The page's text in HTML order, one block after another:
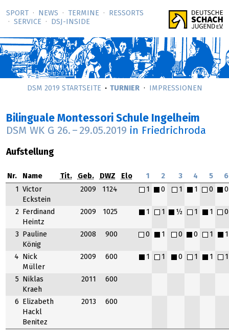
SPORT NEWS TERMINE
RESSORTS
SERVICE
DSJ-­INSIDE
DSM 2019 STARTSEITE TURNIER IMPRESSIONEN
Bilinguale Montessori Schule Ingelheim
DSM WK G 26. – 29.05.2019 in Friedrichroda
Aufstellung
Nr. Name Tit. Geb. DWZ Elo 1 2 3 4 5 6
1
Victor
Eckstein
2009 1124 1 0 1 1 0 0
2
Ferdinand
Heintz
2009 1025 1 1 ½ 1 1 0
3
Pauline
König
2008 900 0 1 0 0 1 1
4
Nick
Müller
2009 600 1 1 0 1 1 1
5
Niklas
Kraeh
2011 600
6
Elizabeth
Hackl
Benitez
2013 600